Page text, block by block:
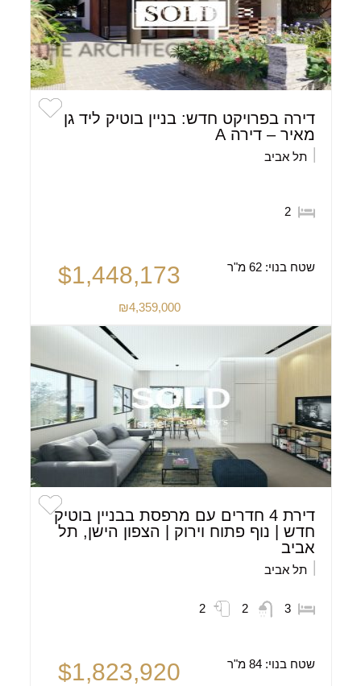
דירה בפרויקט חדש: בניין בוטיק ליד גן
מאיר – דירה A
תל אביב
2
שטח בנוי:62 מ"ר $1,448,173
₪4,359,000
דירת 4 חדרים עם מרפסת בבניין בוטיק
חדש | נוף פתוח וירוק | הצפון הישן, תל
אביב
תל אביב
3
2
2
שטח בנוי:84 מ"ר $1,823,920